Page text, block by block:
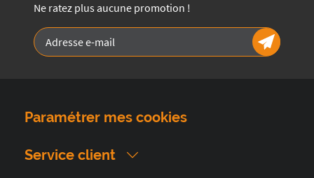
Ne ratez plus aucune promotion !
Paramétrer mes cookies
Service client